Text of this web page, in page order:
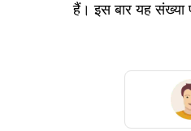
हैं। इस बार यह